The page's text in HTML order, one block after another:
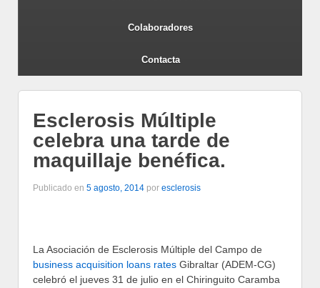
Colaboradores
Contacta
Esclerosis Múltiple
celebra una tarde de
maquillaje benéfica.
Publicado en 5 agosto, 2014 por esclerosis
La Asociación de Esclerosis Múltiple del Campo de
business acquisition loans rates Gibraltar (ADEM-CG)
celebró el jueves 31 de julio en el Chiringuito Caramba